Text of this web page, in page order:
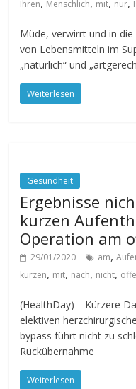
Ihren Menschlich mit nur
Müde, verwirrt und in
von Lebensmitteln im
„natürlich“ und
Weiterlesen
Gesundheit
Ergebnisse
kurzen
Operation am
29/01/2020 am,
kurzen, mit, nach, nicht,
(HealthDay)—Kürzere
elektiven
bypass führt nicht zu
Rückübernahme
Weiterlesen